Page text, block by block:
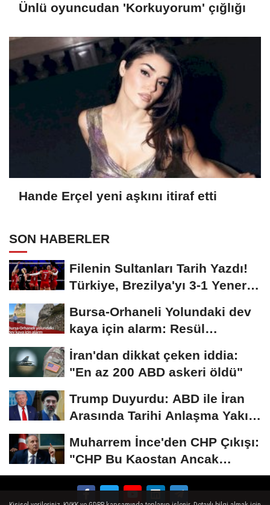
Ünlü oyuncudan 'Korkuyorum' çığlığı
Hande Erçel yeni aşkını itiraf etti
SON HABERLER
Filenin Sultanları Tarih Yazdı!
Türkiye, Brezilya'yı 3-1 Yenerek
Bursa-Orhaneli Yolundaki dev
kaya için alarm: Resül
Kaplan'dan yetkililere...
İran'dan dikkat çeken iddia:
"En az 200 ABD askeri öldü"
Trump Duyurdu: ABD ile İran
Arasında Tarihi Anlaşma Yakın!
Muharrem İnce'den CHP Çıkışı:
"CHP Bu Kaostan Ancak
Üyelerle Genel...